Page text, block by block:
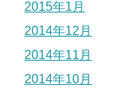
2015年1月
2014年12月
2014年11月
2014年10月